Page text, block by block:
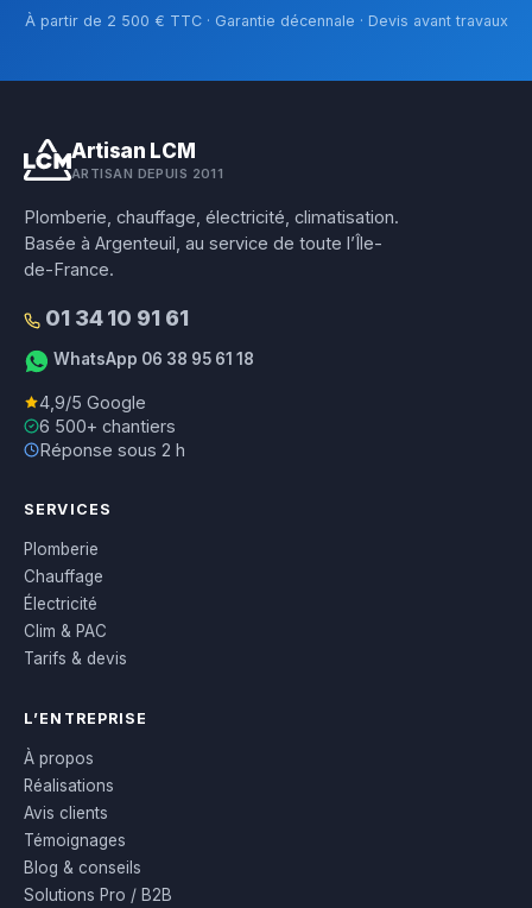
À partir de 2 500 € TTC · Garantie décennale · Devis avant travaux
Artisan LCM
ARTISAN DEPUIS 2011
Plomberie, chauffage, électricité, climatisation.
Basée à Argenteuil, au service de toute l’Île-
de-France.
01 34 10 91 61
WhatsApp 06 38 95 61 18
4,9/5 Google
6 500+ chantiers
Réponse sous 2 h
SERVICES
Plomberie
Chauffage
Électricité
Clim & PAC
Tarifs & devis
L’ENTREPRISE
À propos
Réalisations
Avis clients
Témoignages
Blog & conseils
Solutions Pro / B2B